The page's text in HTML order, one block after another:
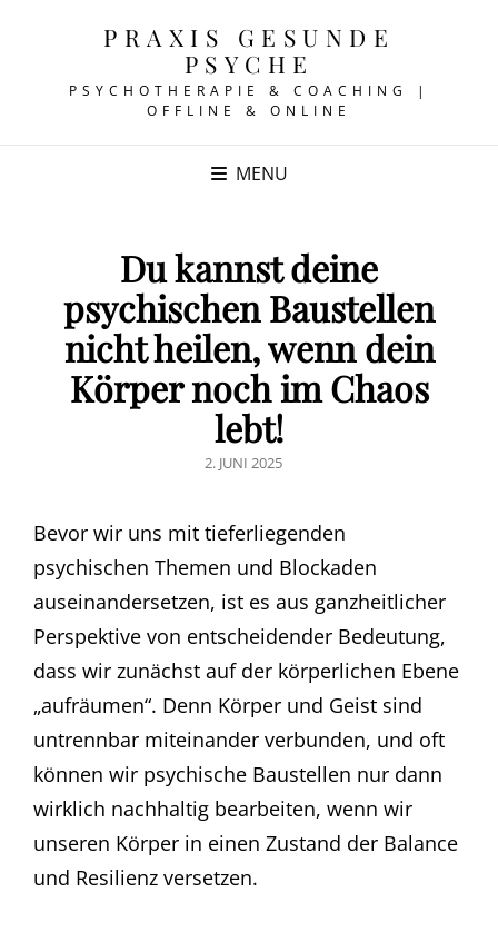
PRAXIS GESUNDE
PSYCHE
PSYCHOTHERAPIE & COACHING |
OFFLINE & ONLINE
MENU
Du kannst deine
psychischen Baustellen
nicht heilen, wenn dein
Körper noch im Chaos
lebt!
POSTED
2. JUNI 2025
Bevor wir uns mit tieferliegenden
psychischen Themen und Blockaden
auseinandersetzen, ist es aus ganzheitlicher
Perspektive von entscheidender Bedeutung,
dass wir zunächst auf der körperlichen Ebene
„aufräumen“. Denn Körper und Geist sind
untrennbar miteinander verbunden, und oft
können wir psychische Baustellen nur dann
wirklich nachhaltig bearbeiten, wenn wir
unseren Körper in einen Zustand der Balance
und Resilienz versetzen.